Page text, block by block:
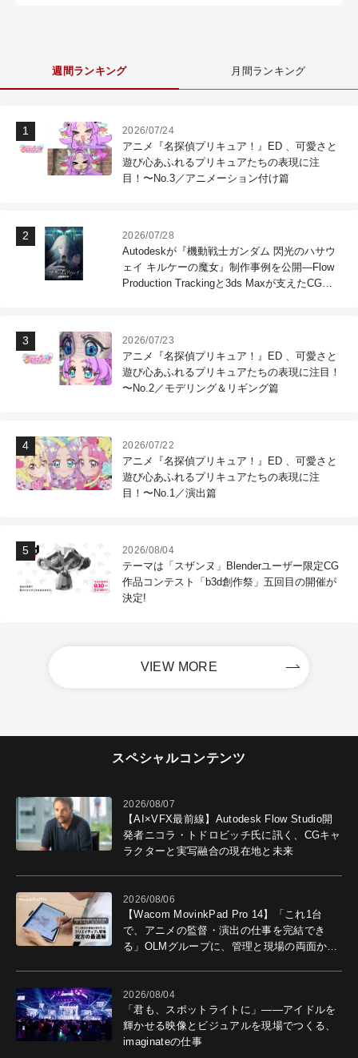
週間ランキング 月間ランキング
2026/07/24
アニメ『名探偵プリキュア！』ED 、可愛さと
遊び心あふれるプリキュアたちの表現に注
目！〜No.3／アニメーション付け篇
2026/07/28
Autodeskが『機動戦士ガンダム 閃光のハサウ
ェイ キルケーの魔女』制作事例を公開―Flow
Production Trackingと3ds Maxが支えたCG制
2026/07/23
アニメ『名探偵プリキュア！』ED 、可愛さと
遊び心あふれるプリキュアたちの表現に注目！
〜No.2／モデリング＆リギング篇
2026/07/22
アニメ『名探偵プリキュア！』ED 、可愛さと
遊び心あふれるプリキュアたちの表現に注
目！〜No.1／演出篇
2026/08/04
テーマは「スザンヌ」Blenderユーザー限定CG
作品コンテスト「b3d創作祭」五回目の開催が
決定!
VIEW MORE
スペシャルコンテンツ
2026/08/07
【AI×VFX最前線】Autodesk Flow Studio開
発者ニコラ・トドロビッチ氏に訊く、CGキャ
ラクターと実写融合の現在地と未来
2026/08/06
【Wacom MovinkPad Pro 14】「これ1台
で、アニメの監督・演出の仕事を完結でき
る」OLMグループに、管理と現場の両面から
2026/08/04
「君も、スポットライトに」――アイドルを
輝かせる映像とビジュアルを現場でつくる、
imaginateの仕事